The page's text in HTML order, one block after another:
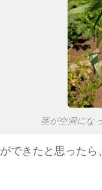
茎が空洞にな
できたと思った